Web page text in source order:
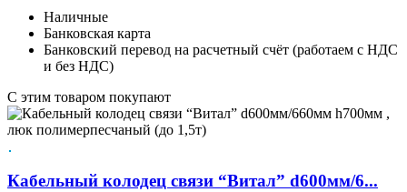
Наличные
Банковская карта
Банковский перевод на расчетный счёт (работаем с НДС
и без НДС)
C этим товаром покупают
Кабельный колодец связи “Витал” d600мм/6...